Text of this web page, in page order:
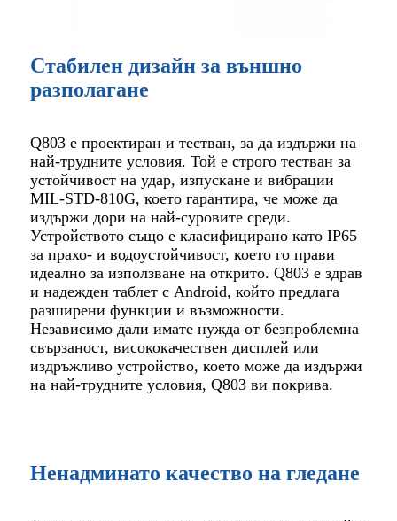
Стабилен дизайн за външно
разполагане
Q803 е проектиран и тестван, за да издържи на
най-трудните условия. Той е строго тестван за
устойчивост на удар, изпускане и вибрации
MIL-STD-810G, което гарантира, че може да
издържи дори на най-суровите среди.
Устройството също е класифицирано като IP65
за прахо- и водоустойчивост, което го прави
идеално за използване на открито. Q803 е здрав
и надежден таблет с Android, който предлага
разширени функции и възможности.
Независимо дали имате нужда от безпроблемна
свързаност, висококачествен дисплей или
издръжливо устройство, което може да издържи
на най-трудните условия, Q803 ви покрива.
Ненадминато качество на гледане